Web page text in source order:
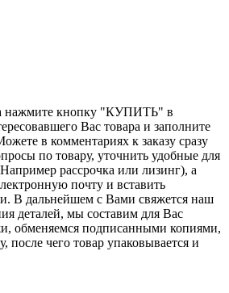
нажмите кнопку "КУПИТЬ" в
Вас товара и заполните
в комментариях к заказу сразу
по товару, уточнить удобные для
рассрочка или лизинг), а
почту и вставить
В дальнейшем с Вами свяжется наш
деталей, мы составим для Вас
обменяемся подписанными копиями,
после чего товар упаковывается и